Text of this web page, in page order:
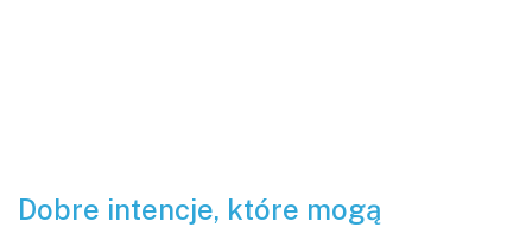
Dobre intencje, które mogą